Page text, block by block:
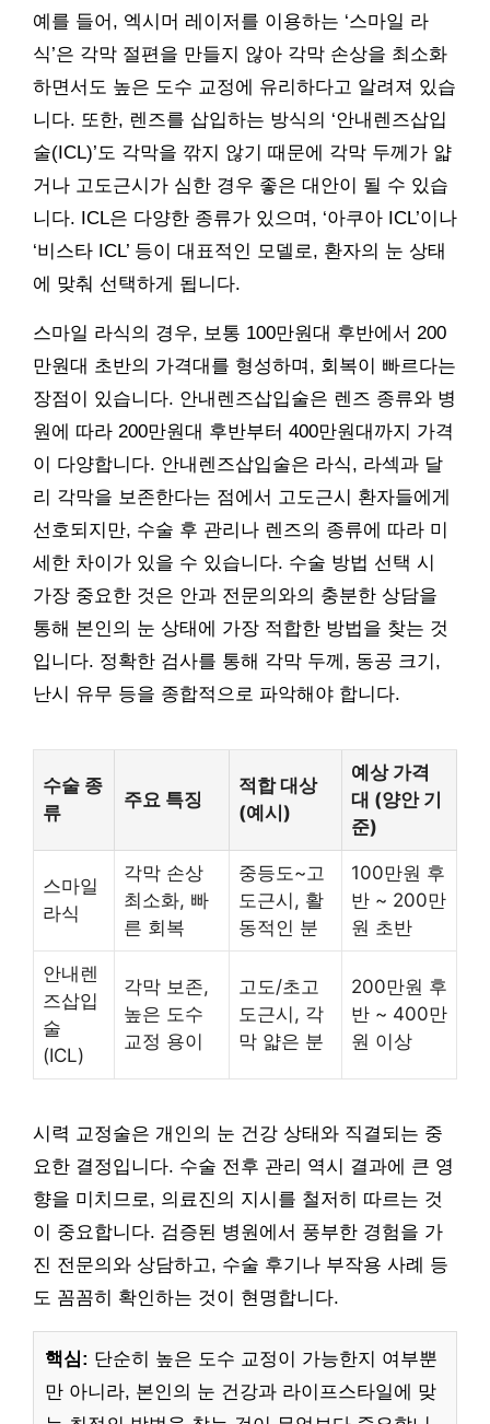
예를 들어, 엑시머 레이저를 이용하는 ‘스마일 라
식’은 각막 절편을 만들지 않아 각막 손상을 최소화
하면서도 높은 도수 교정에 유리하다고 알려져 있습
니다. 또한, 렌즈를 삽입하는 방식의 ‘안내렌즈삽입
술(ICL)’도 각막을 깎지 않기 때문에 각막 두께가 얇
거나 고도근시가 심한 경우 좋은 대안이 될 수 있습
니다. ICL은 다양한 종류가 있으며, ‘아쿠아 ICL’이나
‘비스타 ICL’ 등이 대표적인 모델로, 환자의 눈 상태
에 맞춰 선택하게 됩니다.
스마일 라식의 경우, 보통 100만원대 후반에서 200
만원대 초반의 가격대를 형성하며, 회복이 빠르다는
장점이 있습니다. 안내렌즈삽입술은 렌즈 종류와 병
원에 따라 200만원대 후반부터 400만원대까지 가격
이 다양합니다. 안내렌즈삽입술은 라식, 라섹과 달
리 각막을 보존한다는 점에서 고도근시 환자들에게
선호되지만, 수술 후 관리나 렌즈의 종류에 따라 미
세한 차이가 있을 수 있습니다. 수술 방법 선택 시
가장 중요한 것은 안과 전문의와의 충분한 상담을
통해 본인의 눈 상태에 가장 적합한 방법을 찾는 것
입니다. 정확한 검사를 통해 각막 두께, 동공 크기,
난시 유무 등을 종합적으로 파악해야 합니다.
수술 종
류
주요 특징
적합 대상
(예시)
예상 가격
대 (양안 기
준)
스마일
라식
각막 손상
최소화, 빠
른 회복
중등도~고
도근시, 활
동적인 분
100만원 후
반 ~ 200만
원 초반
안내렌
즈삽입
술
(ICL)
각막 보존,
높은 도수
교정 용이
고도/초고
도근시, 각
막 얇은 분
200만원 후
반 ~ 400만
원 이상
시력 교정술은 개인의 눈 건강 상태와 직결되는 중
요한 결정입니다. 수술 전후 관리 역시 결과에 큰 영
향을 미치므로, 의료진의 지시를 철저히 따르는 것
이 중요합니다. 검증된 병원에서 풍부한 경험을 가
진 전문의와 상담하고, 수술 후기나 부작용 사례 등
도 꼼꼼히 확인하는 것이 현명합니다.
핵심: 단순히 높은 도수 교정이 가능한지 여부뿐
만 아니라, 본인의 눈 건강과 라이프스타일에 맞